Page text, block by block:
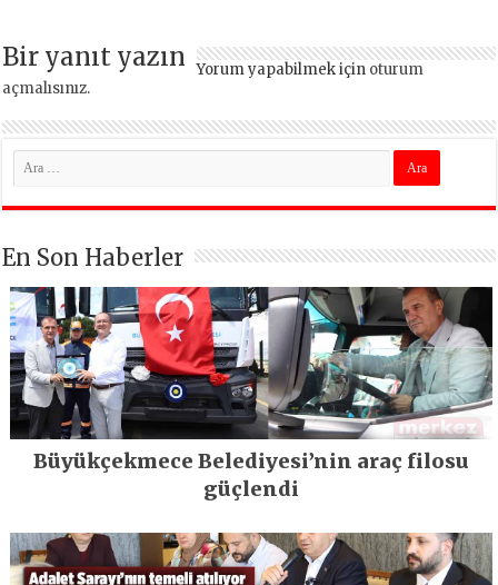
Bir yanıt yazın Yorum yapabilmek için oturum
açmalısınız.
En Son Haberler
Büyükçekmece Belediyesi’nin araç filosu
güçlendi